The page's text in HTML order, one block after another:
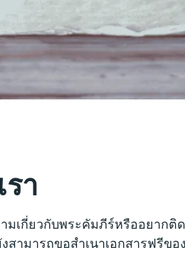
า
เกี่ยวกับพระคัมภีร์หรืออยากติ
สามารถขอสำเนาเอกสารฟรีข